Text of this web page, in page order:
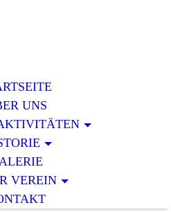
UNS
VEREIN